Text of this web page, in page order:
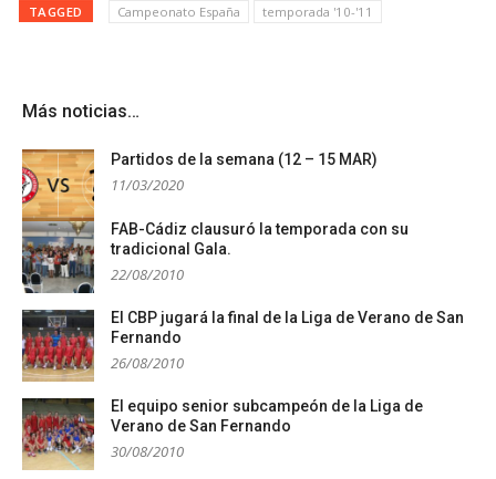
TAGGED Campeonato España temporada '10-'11
Más noticias…
Partidos de la semana (12 – 15 MAR)
11/03/2020
FAB-Cádiz clausuró la temporada con su
tradicional Gala.
22/08/2010
El CBP jugará la final de la Liga de Verano de San
Fernando
26/08/2010
El equipo senior subcampeón de la Liga de
Verano de San Fernando
30/08/2010